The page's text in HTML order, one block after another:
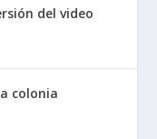
del video
colonia